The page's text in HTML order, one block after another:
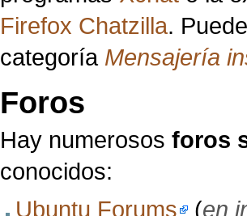
Firefox Chatzilla.
categoría Mensajería
Foros
Hay numerososforos
conocidos:
Ubuntu Forums
(en